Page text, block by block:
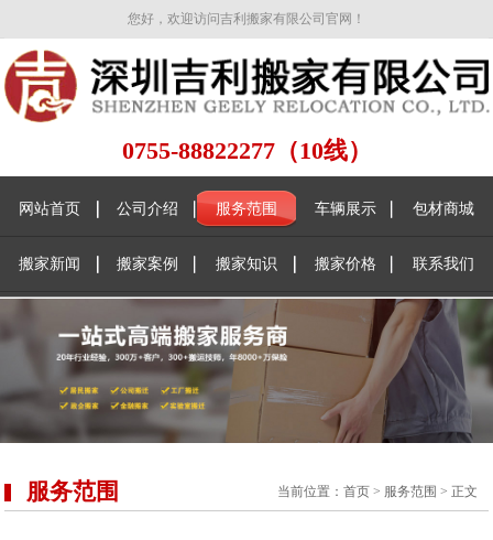
您好，欢迎访问吉利搬家有限公司官网！
0755-88822277（10线）
网站首页 公司介绍 服务范围 车辆展示 包材商城
搬家新闻 搬家案例 搬家知识 搬家价格 联系我们
服务范围 当前位置： 首页> 服务范围 > 正文